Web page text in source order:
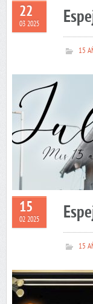
22
03 2025
15
15
02 2025
15